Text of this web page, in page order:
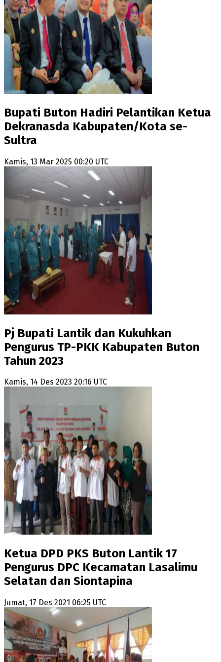
Bupati Buton Hadiri Pelantikan Ketua
Dekranasda Kabupaten/Kota se-
Sultra
Kamis, 13 Mar 2025 00:20 UTC
Pj Bupati Lantik dan Kukuhkan
Pengurus TP-PKK Kabupaten Buton
Tahun 2023
Kamis, 14 Des 2023 20:16 UTC
Ketua DPD PKS Buton Lantik 17
Pengurus DPC Kecamatan Lasalimu
Selatan dan Siontapina
Jumat, 17 Des 2021 06:25 UTC